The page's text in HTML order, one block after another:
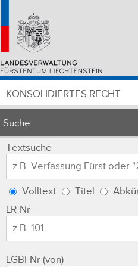
KONSOLIDIERTES RECHT
Suche
Textsuche
Volltext Titel
LR-Nr
LGBl-Nr (von)